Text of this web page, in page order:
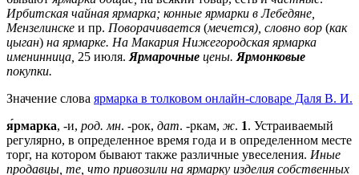
Ирбитская чайная ярмарка; конные ярмарки в Лебедяне,
Мензелинске и пр. Поворачивается (мечется), словно вор (как
цыган) на ярмарке. На Макария Нижегородская ярмарка
именинница, 25 июля. Ярмарочные цены. Ярмонковые
покупки.
Значение слова ярмарка в толковом онлайн-словаре Даля В. И.
я́рмарка, -и, род. мн. -рок, дат. -ркам, ж. 1. Устраиваемый
регулярно, в определенное время года и в определенном месте
торг, на котором бывают также различные увеселения. Иные
продавцы, те, что привозили на ярмарку изделия собственных